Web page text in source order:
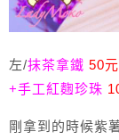
左/抹茶拿鐵 50
+手工紅麴珍珠
剛拿到的時候紫